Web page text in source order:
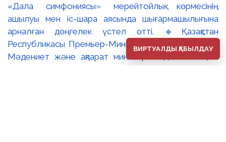
«Дала симфониясы» мерейтойлық көрмесінің
ашылуы мен іс-шара аясында шығармашылығына
арналған дөңгелек үстел өтті. 🔹Қазақстан
Республикасы Премьер-Министрінің орынбасары –
Мәдениет және ақпарат министрі Аида Ғалымқызы
ВИРТУАЛДЫ ҚАБЫЛДАУ